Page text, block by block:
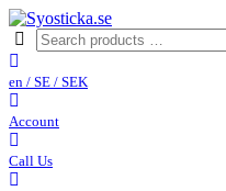
en / SE / SEK
Account
Call Us